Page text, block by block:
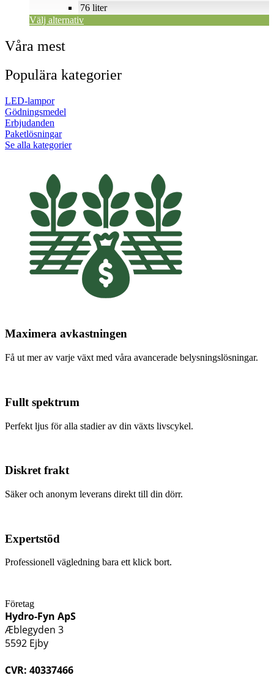
76 liter
Välj alternativ
Våra mest
Populära kategorier
LED-lampor
Gödningsmedel
Erbjudanden
Paketlösningar
Se alla kategorier
Maximera avkastningen
Få ut mer av varje växt med våra avancerade belysningslösningar.
Fullt spektrum
Perfekt ljus för alla stadier av din växts livscykel.
Diskret frakt
Säker och anonym leverans direkt till din dörr.
Expertstöd
Professionell vägledning bara ett klick bort.
Företag
Hydro-Fyn ApS
Æblegyden 3
5592 Ejby
CVR: 40337466